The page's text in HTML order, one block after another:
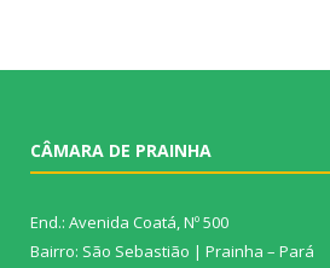
CÂMARA DE PRAINHA
End.: Avenida Coatá, Nº 500
Bairro: São Sebastião | Prainha – Pará